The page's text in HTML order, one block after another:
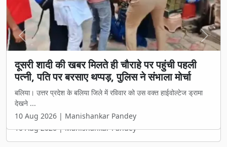
दूसरी शादी की खबर मिलते ही चौराहे पर पहुंची पहली
पत्नी, पति पर बरसाए थप्पड़, पुलिस ने संभाला मोर्चा
बलिया। उत्तर प्रदेश के बलिया जिले में रविवार को उस वक्त हाईवोल्टेज ड्रामा
देखने ...
10 Aug 2026 | Manishankar Pandey
Previous Next